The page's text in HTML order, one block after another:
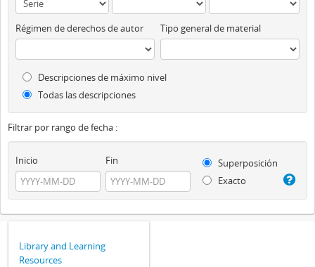
Régimen de derechos de autor Tipo general de material
Descripciones de máximo nivel
Todas las descripciones
Filtrar por rango de fecha :
Inicio Fin
Superposición
Exacto
Library and Learning
Resources